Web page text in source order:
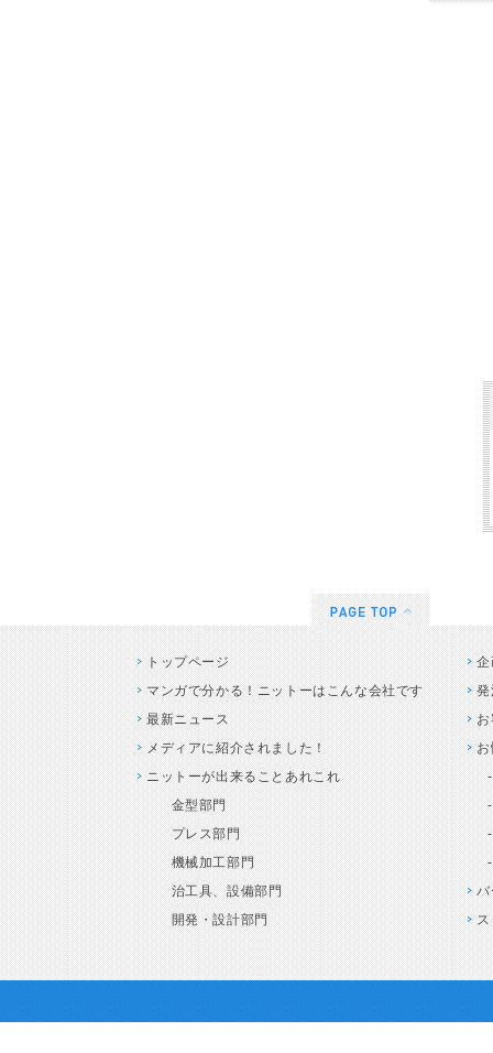
トップページ
マンガで分かる！ニットーはこんな会社です
最新ニュース
メディアに紹介されました！
ニットーが出来ることあれこれ
金型部門
プレス部門
機械加工部門
治工具、設備部門
開発・設計部門
企
発
お
お
バ
ス